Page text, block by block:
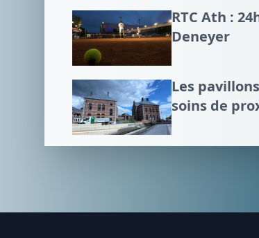
RTC Ath :
Deneyer
Les
soins de